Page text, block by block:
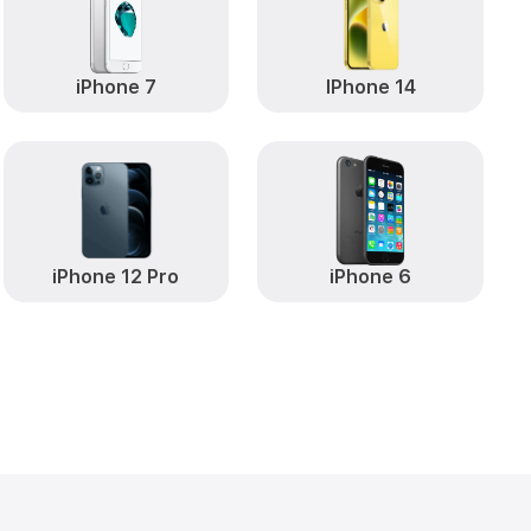
Заказать
Заказать
Apple Заказать
Заказать
6S Apple
iPhone 7 IPhone 14
iPhone 12 Pro iPhone 6